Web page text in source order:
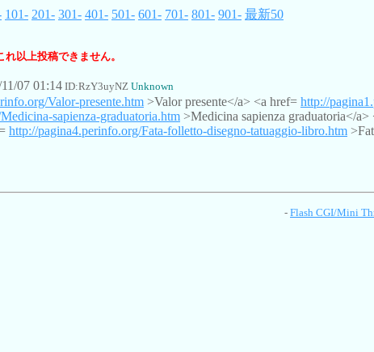
101- 201- 301- 401- 501- 601- 701- 801- 901- 最新50
以上投稿できません。
07 01:14 ID:RzY3uyNZ Unknown
Valor-presente.htm >Valor presente</a> <a href= http://
sapienza-graduatoria.htm >Medicina sapienza graduatoria</a>
http://pagina4.perinfo.org/Fata-folletto-disegno-tatuaggio-libro.htm
- Flash CGI/Mini